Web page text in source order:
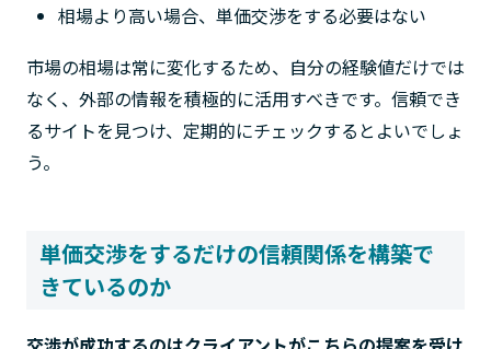
相場より高い場合、単価交渉をする必要はない
市場の相場は常に変化するため、自分の経験値だけでは
なく、外部の情報を積極的に活用すべきです。信頼でき
るサイトを見つけ、定期的にチェックするとよいでしょ
う。
単価交渉をするだけの信頼関係を構築で
きているのか